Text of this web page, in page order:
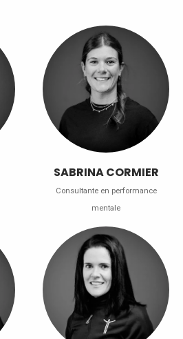
SABRINA CORMIER
Consultante en performance
mentale